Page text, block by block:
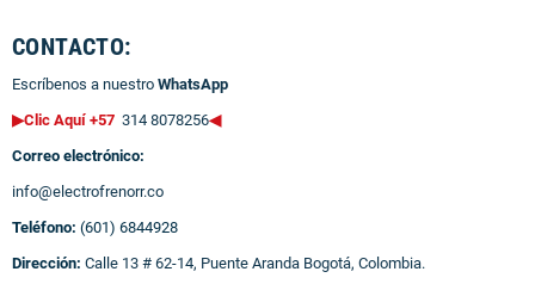
CONTACTO:
Escríbenos a nuestro WhatsApp
▶Clic Aquí +57 314 8078256◀
Correo electrónico:
info@electrofrenorr.co
Teléfono: (601) 6844928
Dirección: Calle 13 # 62-14, Puente Aranda Bogotá, Colombia.